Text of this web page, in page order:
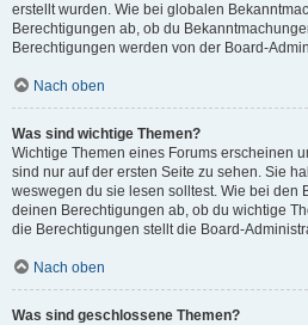
erstellt wurden. Wie bei globalen
Berechtigungen ab, ob du
Berechtigungen werden von der Board-
Nach oben
Was sind wichtige Themen?
Wichtige Themen eines Forums erscheinen
sind nur auf der ersten Seite zu sehen. Sie
weswegen du sie lesen solltest. Wie bei den
deinen Berechtigungen ab, ob du wichtige
die Berechtigungen stellt die Board-
Nach oben
Was sind geschlossene Themen?